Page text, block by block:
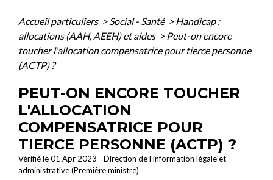
Accueil particuliers > Social - Santé > Handicap :
allocations (AAH, AEEH) et aides > Peut-on encore
toucher l'allocation compensatrice pour tierce personne
(ACTP) ?
PEUT-ON ENCORE TOUCHER
L'ALLOCATION
COMPENSATRICE POUR
TIERCE PERSONNE (ACTP) ?
Vérifié le 01 Apr 2023 - Direction de l'information légale et
administrative (Première ministre)